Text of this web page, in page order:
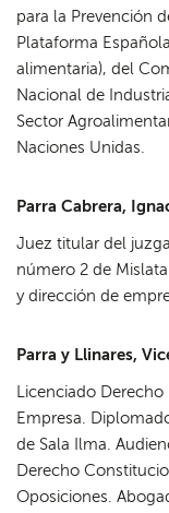
para la Prevención
Plataforma
alimentaria), del
Nacional de
Sector
Naciones Unidas.
Parra Cabrera,
Juez titular del
número 2 de
y dirección de
Parra y Llinares,
Licenciado
Empresa.
de Sala Ilma.
Derecho
Oposiciones.